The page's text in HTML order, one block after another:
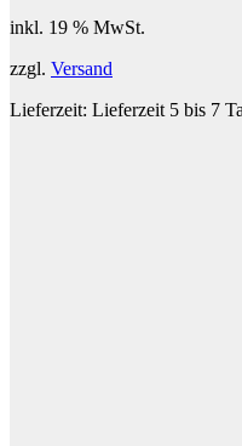
inkl. 19 % MwSt.
zzgl. Versand
Lieferzeit: Lieferzeit 5 bis 7